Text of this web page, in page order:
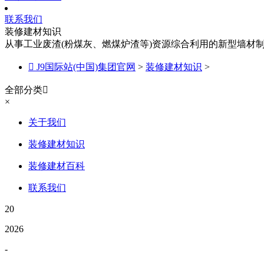
联系我们
装修建材知识
从事工业废渣(粉煤灰、燃煤炉渣等)资源综合利用的新型墙材
 J9国际站(中国)集团官网 > 装修建材知识 >
全部分类
×
关于我们
装修建材知识
装修建材百科
联系我们
20
2026
-